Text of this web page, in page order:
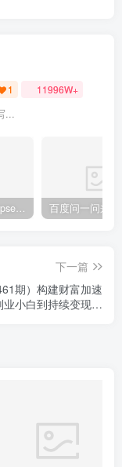
1 11996W+
...
（14280期）Deepseek+多维表格，银行营销新利器，深度解析应用策略，提升营销效果
下一篇
期）构建财富加速
业小白到持续变现月